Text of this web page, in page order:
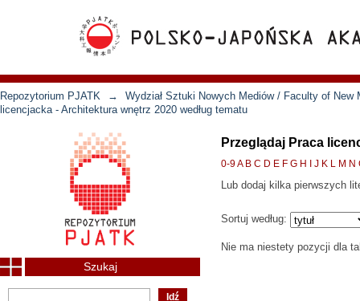
Repozytorium PJATK →
Wydział Sztuki Nowych Mediów / Faculty of New
licencjacka - Architektura wnętrz 2020 według tematu
Przeglądaj Praca
0-9A B C D E F G H J K L M N
Lub dodaj kilka pierwszych
Sortuj według:
Nie ma niestety pozycji dla
Szukaj